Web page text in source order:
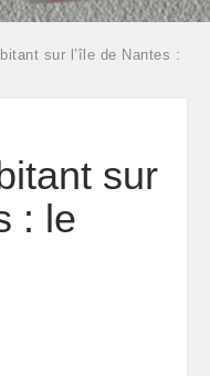
sur l’île de Nantes :
sur
: le